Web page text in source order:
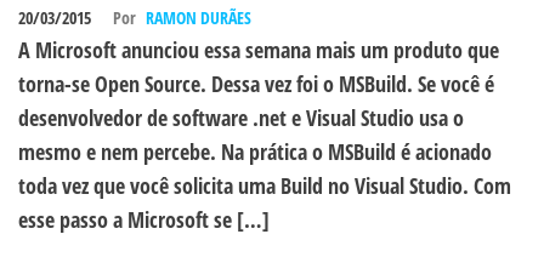
20/03/2015 Por RAMON DURÃES
A Microsoft anunciou essa semana mais um produto que
torna-se Open Source. Dessa vez foi o MSBuild. Se você é
desenvolvedor de software .net e Visual Studio usa o
mesmo e nem percebe. Na prática o MSBuild é acionado
toda vez que você solicita uma Build no Visual Studio. Com
esse passo a Microsoft se […]